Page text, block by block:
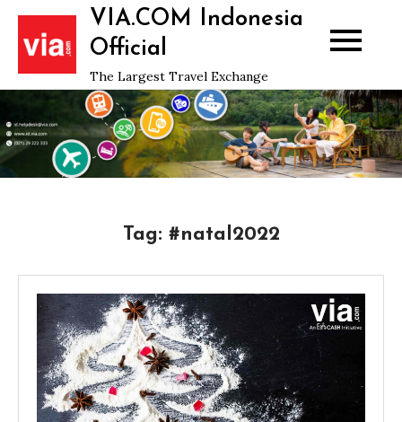
Skip
content
VIA.COM Indonesia
Official
The Largest Travel Exchange
Tag: #natal2022